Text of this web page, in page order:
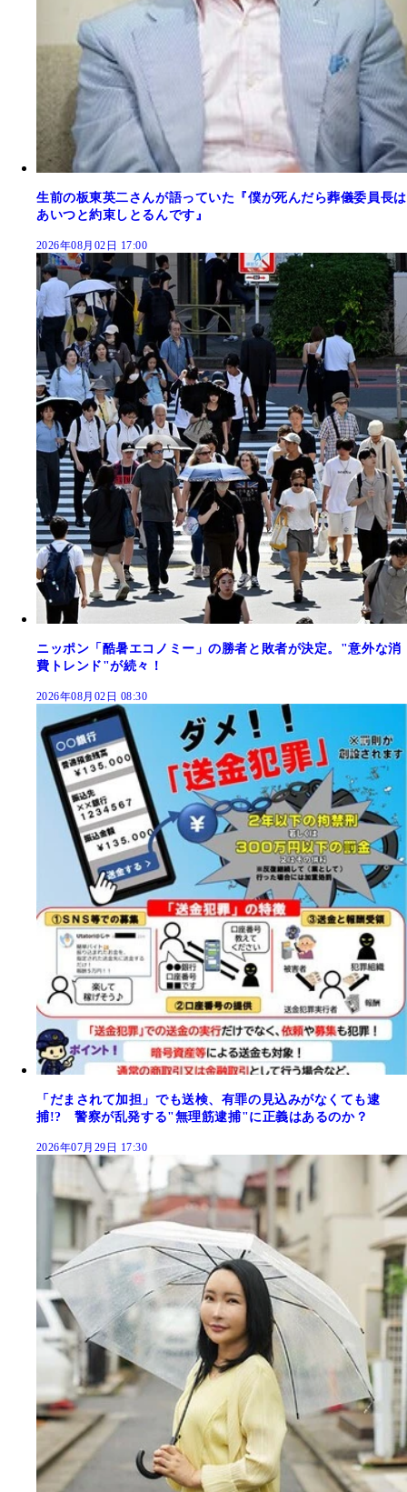
生前の板東英二さんが語っていた『僕が死んだら葬儀委員長は
あいつと約束しとるんです』
2026年08月02日 17:00
ニッポン「酷暑エコノミー」の勝者と敗者が決定。"意外な消
費トレンド"が続々！
2026年08月02日 08:30
「だまされて加担」でも送検、有罪の見込みがなくても逮
捕!? 警察が乱発する"無理筋逮捕"に正義はあるのか？
2026年07月29日 17:30